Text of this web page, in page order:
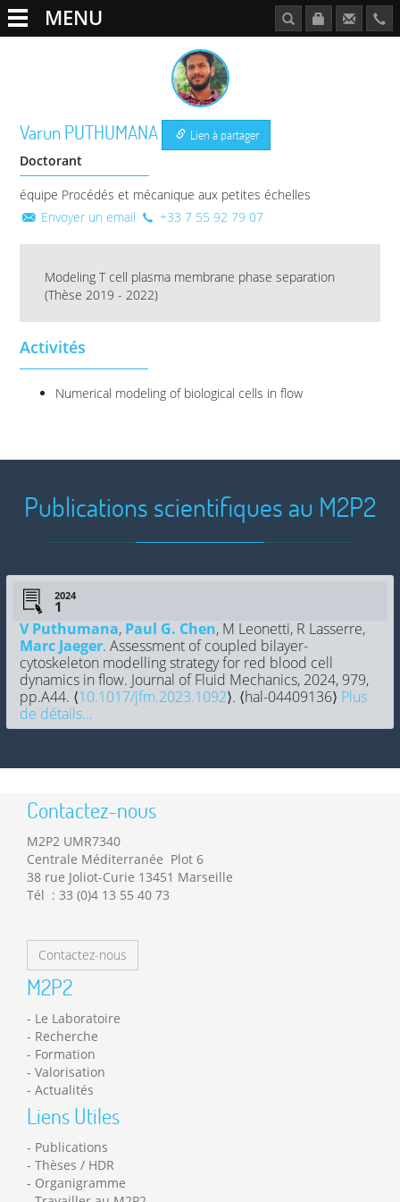
MENU
VarunPUTHUMANA
Lien à partager
Doctorant
équipe Procédés et mécanique aux petites échelles
Envoyer un email
+33 7 55 92 79 07
Modeling T cell plasma membrane phase separation
(Thèse 2019 - 2022)
Activités
Numerical modeling of biological cells in flow
Publications scientifiques au M2P2
2024
V Puthumana, Paul G. Chen, M Leonetti, R Lasserre,
Marc Jaeger. Assessment of coupled bilayer-
cytoskeleton modelling strategy for red blood cell
dynamics in flow. Journal of Fluid Mechanics, 2024, 979,
pp.A44. ⟨10.1017/jfm.2023.1092⟩. ⟨hal-04409136⟩ Plus
de détails...
Contactez-nous
M2P2 UMR7340
Centrale Méditerranée Plot 6
38 rue Joliot-Curie 13451 Marseille
Tél : 33 (0)4 13 55 40 73
Contactez-nous
M2P2
Le Laboratoire
Recherche
Formation
Valorisation
Actualités
Liens Utiles
Publications
Thèses / HDR
Organigramme